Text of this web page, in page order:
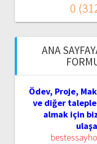
0
ANA
Ödev, Proje,
ve diğer
almak için